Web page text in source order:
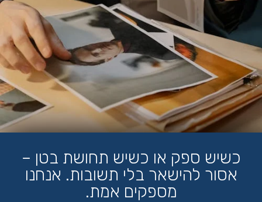
כשיש ספק או כשיש תחושת בטן –
אסור להישאר בלי תשובות. אנחנו
מספקים אמת.